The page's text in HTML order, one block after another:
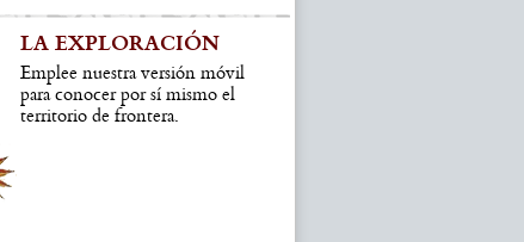
LA EXPLORACIÓN
Emplee nuestra versión móvil
para conocer por sí mismo el
territorio de frontera.